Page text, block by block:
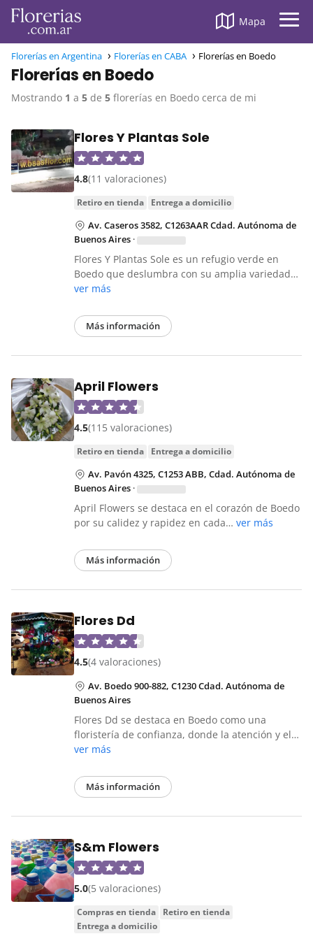
Mapa
Florerías en Argentina Florerías en CABA Florerías en Boedo
Florerías en Boedo
Mostrando 1 a 5 de 5 florerías en Boedo cerca de mi
Flores Y Plantas Sole
4.8(11 valoraciones)
retiro en tienda entrega a domicilio
Av. Caseros 3582, C1263AAR Cdad. Autónoma de
Buenos Aires ·
Flores Y Plantas Sole es un refugio verde en
Boedo que deslumbra con su amplia variedad…
ver más
Más información
April Flowers
4.5(115 valoraciones)
retiro en tienda entrega a domicilio
Av. Pavón 4325, C1253 ABB, Cdad. Autónoma de
Buenos Aires ·
April Flowers se destaca en el corazón de Boedo
por su calidez y rapidez en cada… ver más
Más información
Flores Dd
4.5(4 valoraciones)
Av. Boedo 900-882, C1230 Cdad. Autónoma de
Buenos Aires
Flores Dd se destaca en Boedo como una
floristería de confianza, donde la atención y el…
ver más
Más información
S&m Flowers
5.0(5 valoraciones)
compras en tienda
retiro en tienda
entrega a domicilio